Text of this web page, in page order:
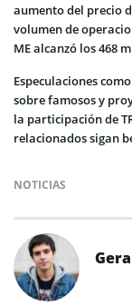
aumento del precio
volumen de
ME alcanzó los 468
Especulaciones
sobre famosos y
la participación de
relacionados sigan
NOTICIAS